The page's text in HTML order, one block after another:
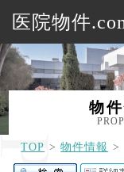
医院物件
物
TOP 物件情報